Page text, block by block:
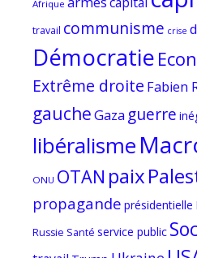
Afrique
travail communisme crise
Démocratie
Extrême droite Fabien
gaucheGaza guerre
libéralisme
ONU OTAN paix
propagande présidentielle
Russie Santé service public